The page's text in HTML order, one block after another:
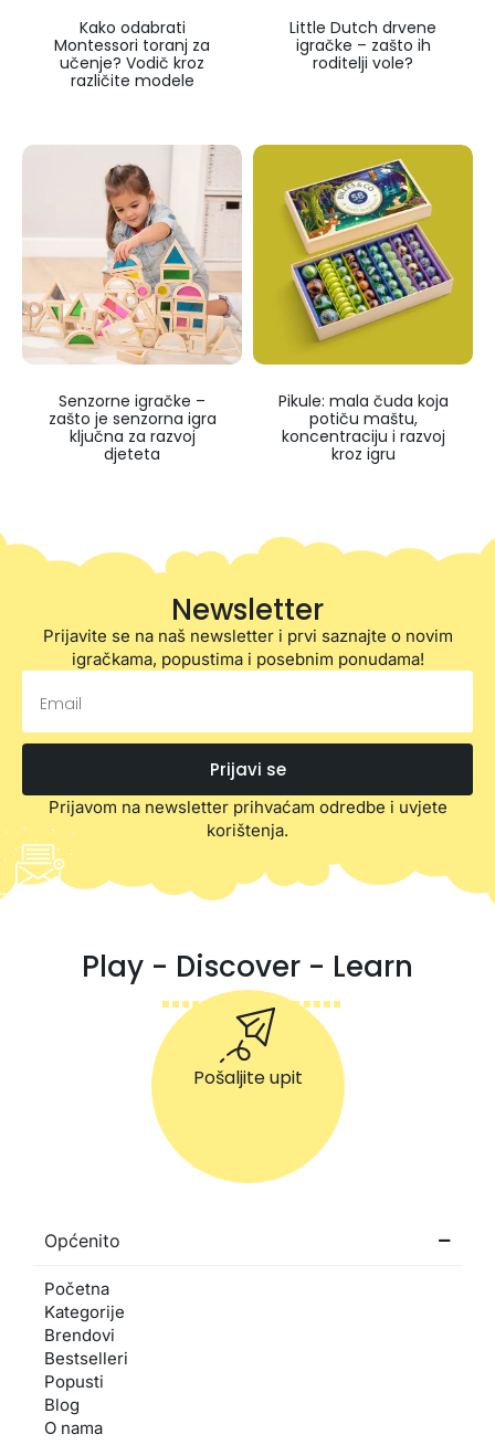
Kako odabrati
Montessori toranj za
učenje? Vodič kroz
različite modele
Little Dutch drvene
igračke – zašto ih
roditelji vole?
Senzorne igračke –
zašto je senzorna igra
ključna za razvoj
djeteta
Pikule: mala čuda koja
potiču maštu,
koncentraciju i razvoj
kroz igru
Newsletter
Prijavite se na naš newsletter i prvi saznajte o novim
igračkama, popustima i posebnim ponudama!
Prijavi se
Prijavom na newsletter prihvaćam odredbe i uvjete
korištenja.
Play - Discover - Learn
Pošaljite upit
Općenito
Početna
Kategorije
Brendovi
Bestselleri
Popusti
Blog
O nama